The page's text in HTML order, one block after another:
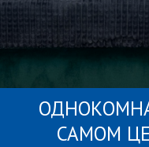
САМОМ